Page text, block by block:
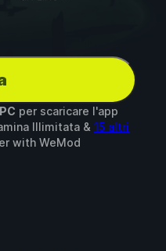
PC per scaricare l'app
Illimitata & 15 altri
with WeMod